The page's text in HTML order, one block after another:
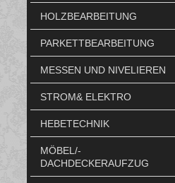
HOLZBEARBEITUNG
PARKETTBEARBEITUNG
MESSEN UND NIVELIEREN
STROM& ELEKTRO
HEBETECHNIK
MÖBEL/-
DACHDECKERAUFZUG